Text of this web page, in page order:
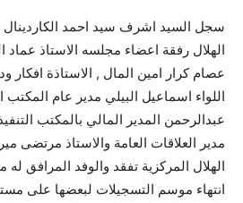
سجل السيد اشرف سيد احمد
الهلال رفقة اعضاء مجلسه الاستاذ عماد
عصام كرار امين المال , الاستاذة افكار
اللواء اسماعيل البيلي مدير عام المكتب
عبدالرحمن المدير المالي بالمكتب
مدير العلاقات العامة والاستاذ مرتضى
الهلال المركزية تفقد والوفد المرافق له
انتهاء موسم التسجيلات لبعضها على